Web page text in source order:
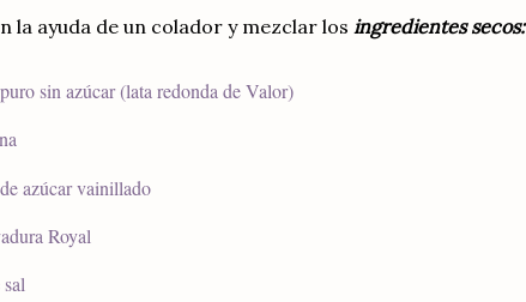
la ayuda de un colador y mezclar los ingredientes secos:
sin azúcar (lata redonda de Valor)
azúcar vainillado
Royal